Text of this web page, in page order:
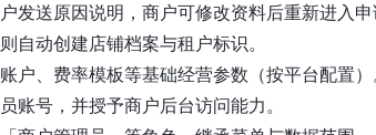
发送原因说明，商户可修改资料后重新进入申
自动创建店铺档案与租户标识。
户、费率模板等基础经营参数（按平台配置）
账号，并授予商户后台访问能力。